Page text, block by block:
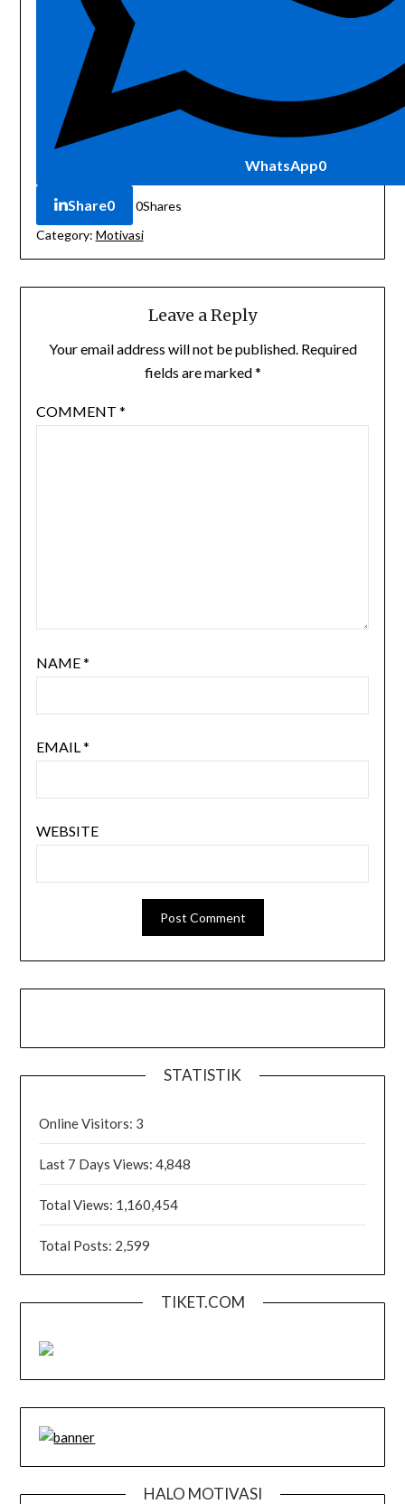
WhatsApp0
Share0 0Shares
Category: Motivasi
Leave a Reply
Your email address will not be published. Required
fields are marked*
COMMENT *
NAME*
EMAIL*
WEBSITE
STATISTIK
Online Visitors: 3
Last 7 Days Views:4,848
Total Views: 1,160,454
Total Posts: 2,599
TIKET.COM
HALO MOTIVASI